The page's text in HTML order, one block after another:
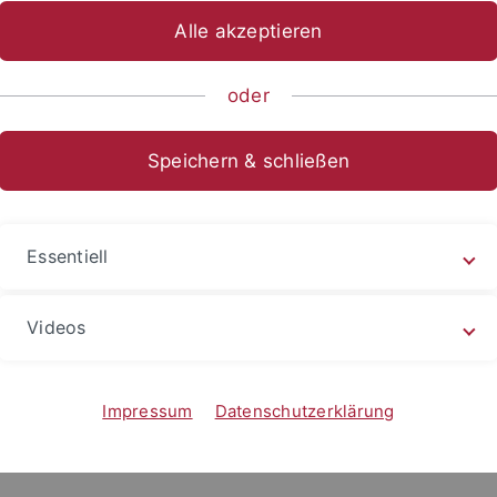
Kehlmann, Nora Bossong und David Schalko sprechen an
Alle akzeptieren
oder
Speichern & schließen
Essentiell
Videos
Impressum Datenschutzerklärung